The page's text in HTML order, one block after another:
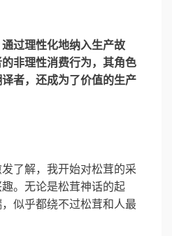
过理性化地纳入生产故
非理性消费行为，其角色
者，还成为了价值的生产
了解，我开始对松茸的采
。无论是松茸神话的起
似乎都绕不过松茸和人最